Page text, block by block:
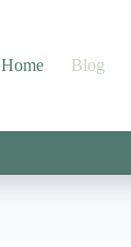
Home Blog